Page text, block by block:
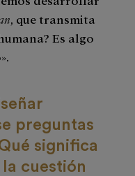
, que transmita
Es algo
preguntas
significa
la cuestión